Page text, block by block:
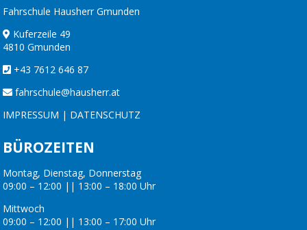
Fahrschule Hausherr Gmunden
Kuferzeile 49
4810 Gmunden
+43 7612 646 87
fahrschule@hausherr.at
IMPRESSUM | DATENSCHUTZ
BÜROZEITEN
Montag, Dienstag, Donnerstag
09:00 – 12:00 || 13:00 – 18:00 Uhr
Mittwoch
09:00 – 12:00 || 13:00 – 17:00 Uhr